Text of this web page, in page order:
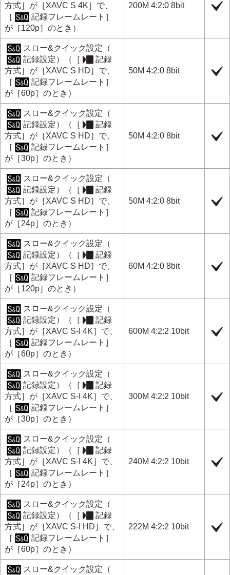
方式］ が ［XAVC S 4K］ で、
［
記録フレームレート］
が ［120p］ のとき）
200M 4:2:0 8bit
スロー&クイック設定 （
記録設定）（ ［
記録
方式］ が ［XAVC S HD］ で、
［
記録フレームレート］
が ［60p］ のとき）
50M 4:2:0 8bit
スロー&クイック設定 （
記録設定）（ ［
記録
方式］ が ［XAVC S HD］ で、
［
記録フレームレート］
が ［30p］ のとき）
50M 4:2:0 8bit
スロー&クイック設定 （
記録設定）（ ［
記録
方式］ が ［XAVC S HD］ で、
［
記録フレームレート］
が ［24p］ のとき）
50M 4:2:0 8bit
スロー&クイック設定 （
記録設定）（ ［
記録
方式］ が ［XAVC S HD］ で、
［
記録フレームレート］
が ［120p］ のとき）
60M 4:2:0 8bit
スロー&クイック設定 （
記録設定）（ ［
記録
方式］ が ［XAVC S-I 4K］ で、
［
記録フレームレート］
が ［60p］ のとき）
600M 4:2:2 10bit
スロー&クイック設定 （
記録設定）（ ［
記録
方式］ が ［XAVC S-I 4K］ で、
［
記録フレームレート］
が ［30p］ のとき）
300M 4:2:2 10bit
スロー&クイック設定 （
記録設定）（ ［
記録
方式］ が ［XAVC S-I 4K］ で、
［
記録フレームレート］
が ［24p］ のとき）
240M 4:2:2 10bit
スロー&クイック設定 （
記録設定）（ ［
記録
方式］ が ［XAVC S-I HD］ で、
［
記録フレームレート］
が ［60p］ のとき）
222M 4:2:2 10bit
スロー&クイック設定 （